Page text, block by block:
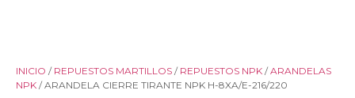
INICIO / REPUESTOS MARTILLOS / REPUESTOS NPK /ARANDELAS
NPK / ARANDELA CIERRE TIRANTE NPK H-8XA/E-216/220